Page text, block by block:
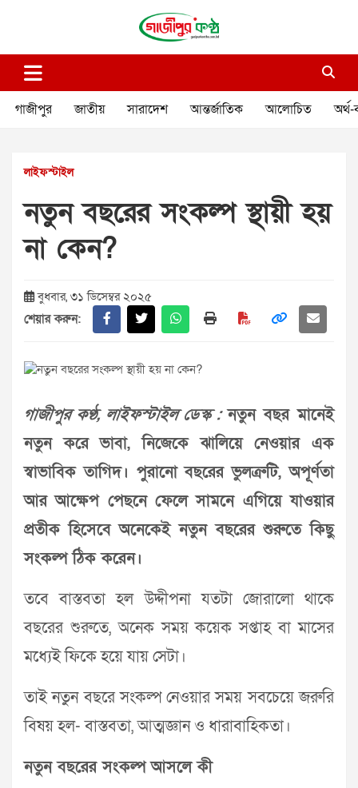
গাজীপুর কণ্ঠ
গাজীপুর জাতীয় সারাদেশ আন্তর্জাতিক আলোচিত অর্থ-
লাইফস্টাইল
নতুন বছরের সংকল্প স্থায়ী হয়
না কেন?
বুধবার, ৩১ ডিসেম্বর ২০২৫
শেয়ার করুন:
গাজীপুর কণ্ঠ, লাইফস্টাইল ডেস্ক : নতুন বছর মানেই
নতুন করে ভাবা, নিজেকে ঝালিয়ে নেওয়ার এক
স্বাভাবিক তাগিদ। পুরানো বছরের ভুলত্রুটি, অপূর্ণতা
আর আক্ষেপ পেছনে ফেলে সামনে এগিয়ে যাওয়ার
প্রতীক হিসেবে অনেকেই নতুন বছরের শুরুতে কিছু
সংকল্প ঠিক করেন।
তবে বাস্তবতা হল উদ্দীপনা যতটা জোরালো থাকে
বছরের শুরুতে, অনেক সময় কয়েক সপ্তাহ বা মাসের
মধ্যেই ফিকে হয়ে যায় সেটা।
তাই নতুন বছরে সংকল্প নেওয়ার সময় সবচেয়ে জরুরি
বিষয় হল- বাস্তবতা, আত্মজ্ঞান ও ধারাবাহিকতা।
নতুন বছরের সংকল্প আসলে কী